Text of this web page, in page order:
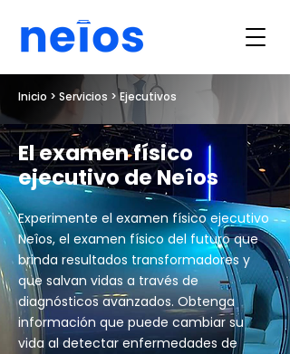
Inicio > Servicios > Ejecutivos
El examen físico
ejecutivo de Neîos
Experimente el examen físico ejecutivo
Neîos, el examen físico del futuro que
brinda resultados transformadores y
que salvan vidas a través de
diagnósticos avanzados. Obtenga
información que puede cambiar su
vida al detectar enfermedades de